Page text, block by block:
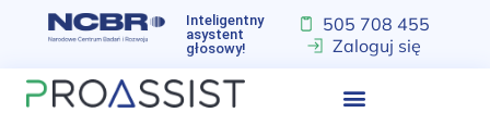
Inteligentny
asystent
głosowy!
505 708 455
Zaloguj się